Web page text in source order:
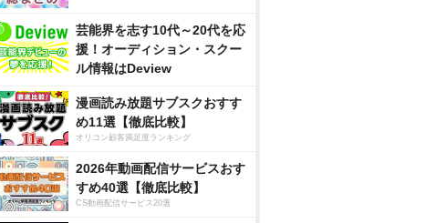
芸能界を志す10代～20代を応
援！オーディション・スクー
ル情報はDeview
漫画読み放題サブスクおすす
め11選【徹底比較】
オリコン顧客満足度ランキング
2026年動画配信サービスおす
すめ40選【徹底比較】
CS動画配信サービス20選